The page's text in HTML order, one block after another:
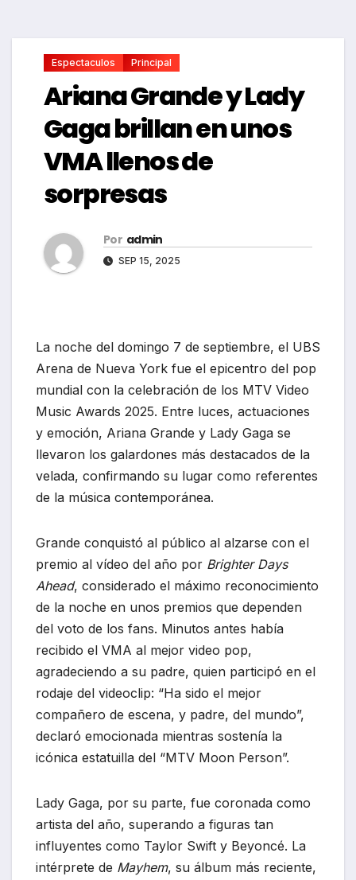
Espectaculos Principal
Ariana Grande y Lady
Gaga brillan en unos
VMA llenos de
sorpresas
Por admin
SEP 15, 2025
La noche del domingo 7 de septiembre, el UBS
Arena de Nueva York fue el epicentro del pop
mundial con la celebración de los MTV Video
Music Awards 2025. Entre luces, actuaciones
y emoción, Ariana Grande y Lady Gaga se
llevaron los galardones más destacados de la
velada, confirmando su lugar como referentes
de la música contemporánea.
Grande conquistó al público al alzarse con el
premio al vídeo del año por Brighter Days
Ahead, considerado el máximo reconocimiento
de la noche en unos premios que dependen
del voto de los fans. Minutos antes había
recibido el VMA al mejor video pop,
agradeciendo a su padre, quien participó en el
rodaje del videoclip: “Ha sido el mejor
compañero de escena, y padre, del mundo”,
declaró emocionada mientras sostenía la
icónica estatuilla del “MTV Moon Person”.
Lady Gaga, por su parte, fue coronada como
artista del año, superando a figuras tan
influyentes como Taylor Swift y Beyoncé. La
intérprete de Mayhem, su álbum más reciente,